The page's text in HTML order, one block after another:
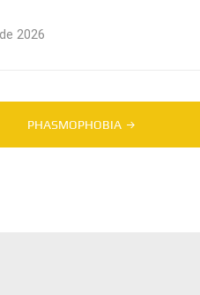
2026
PHASMOPHOBIA